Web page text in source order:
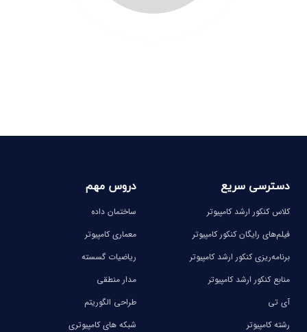
دسترسی سریع
کلاس کنکور ارشد کامپیوتر
فیلم‌های رایگان کنکور کامپیوتر
برنامه‌ریزی کنکور ارشد کامپیوتر
منابع کنکور ارشد کامپیوتر
آی تی
رشته کامپیوتر
دروس مهم
ساختمان داده
معماری کامپیوتر
ریاضیات گسسته
مدار منطقی
طراحی الگوریتم
شبکه های کامپیوتری